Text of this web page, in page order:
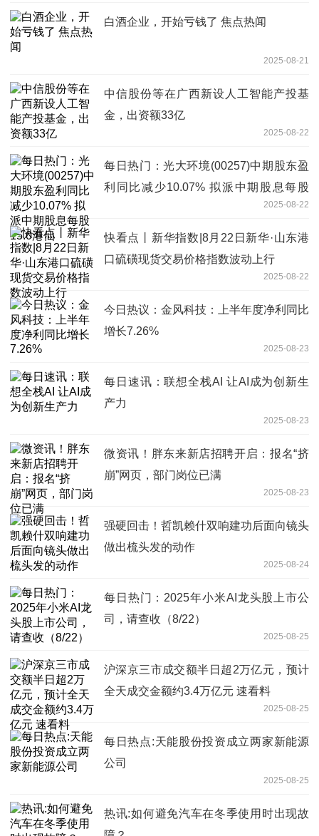
白酒企业，开始亏钱了 焦点热闻
2025-08-21
中信股份等在广西新设人工智能产投基
金，出资额33亿
2025-08-22
每日热门：光大环境(00257)中期股东盈
利同比减少10.07% 拟派中期股息每股
2025-08-22
快看点丨新华指数|8月22日新华·山东港
口硫磺现货交易价格指数波动上行
2025-08-22
今日热议：金风科技：上半年度净利同比
增长7.26%
2025-08-23
每日速讯：联想全栈AI 让AI成为创新生
产力
2025-08-23
微资讯！胖东来新店招聘开启：报名“挤
崩”网页，部门岗位已满
2025-08-23
强硬回击！哲凯赖什双响建功后面向镜头
做出梳头发的动作
2025-08-24
每日热门：2025年小米AI龙头股上市公
司，请查收（8/22）
2025-08-25
沪深京三市成交额半日超2万亿元，预计
全天成交金额约3.4万亿元 速看料
2025-08-25
每日热点:天能股份投资成立两家新能源
公司
2025-08-25
热讯:如何避免汽车在冬季使用时出现故